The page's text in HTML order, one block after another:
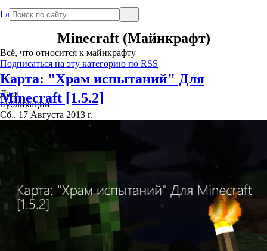
Главная
Minecraft (Майнкрафт)
Всё, что относится к майнкрафту
Подписаться на эту категорию по RSS
Карта: "Храм испытаний" Для
Minecraft [1.5.2]
Дата
публикации
Сб., 17 Августа 2013 г.